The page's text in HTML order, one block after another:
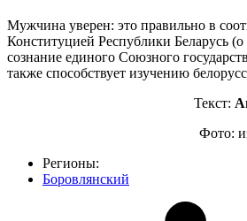
Мужчина уверен: это правильно в
Конституцией Республики Беларусь
сознание единого Союзного
также способствует изучению
Текст:
Фото:
Регионы:
Боровлянский